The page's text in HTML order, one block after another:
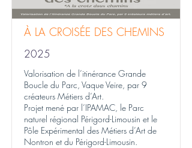
À LA CROISÉE DES CHEMINS
2025
Valorisation de l’itinérance Grande
Boucle du Parc, Vaque Veire, par 9
créateurs Métiers d’Art.
Projet mené par l’IPAMAC, le Parc
naturel régional Périgord-Limousin et le
Pôle Expérimental des Métiers d’Art de
Nontron et du Périgord-Limousin.